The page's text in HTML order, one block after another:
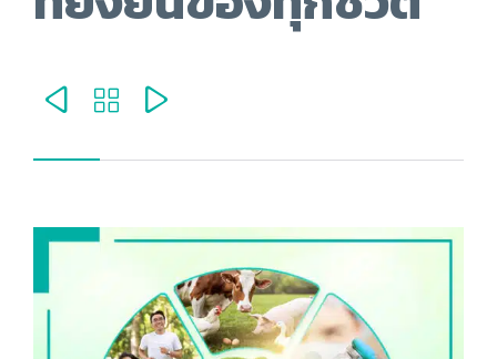
  